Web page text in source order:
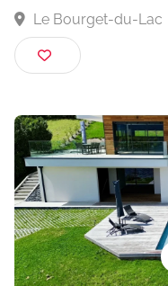
10 Pers.
Le Bourget-du-Lac